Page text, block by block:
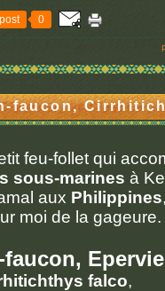
0
faucon,
feu-follet qui
sous-marines à
aux Philippines
moi de la gageure.
falco,